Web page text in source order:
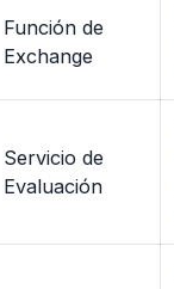
Función de
Exchange
Servicio de
Evaluación